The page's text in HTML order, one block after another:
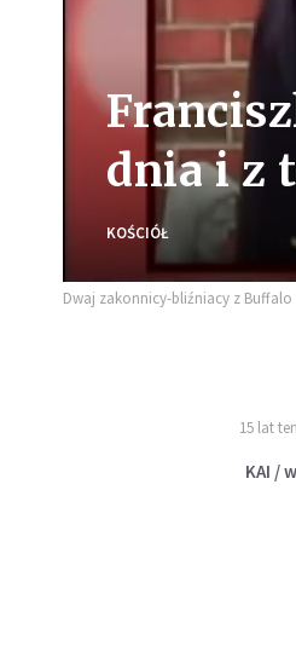
dnia i z
KOŚCIÓŁ
Dwaj zakonnicy-bliźniacy z Buffalo
15 lat
KAI /